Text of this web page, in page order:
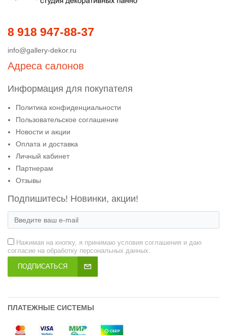
8 918 947-88-37
info@gallery-dekor.ru
Адреса салонов
Информация для покупателя
Политика конфиденциальности
Пользовательское соглашение
Новости и акции
Оплата и доставка
Личный кабинет
Партнерам
Отзывы
Подпишитесь! Новинки, акции!
Нажимая на кнопку, я принимаю условия соглашения и даю
согласие на обработку персональных данных.
ПОДПИСАТЬСЯ
ПЛАТЕЖНЫЕ СИСТЕМЫ